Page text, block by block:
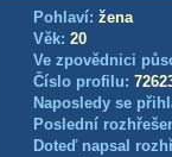
Pohlaví: žena
Věk: 20
Ve zpovědnici
Číslo profilu:
Naposledy se
Poslední
Doteď napsal